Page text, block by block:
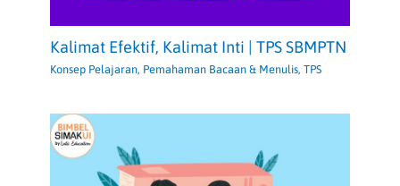
Kalimat Efektif, Kalimat Inti | TPS SBMPTN
Konsep Pelajaran, Pemahaman Bacaan & Menulis,TPS